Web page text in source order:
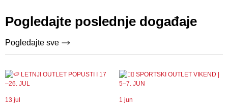
Pogledajte poslednje događaje
Pogledajte sve
13 jul 1 jun